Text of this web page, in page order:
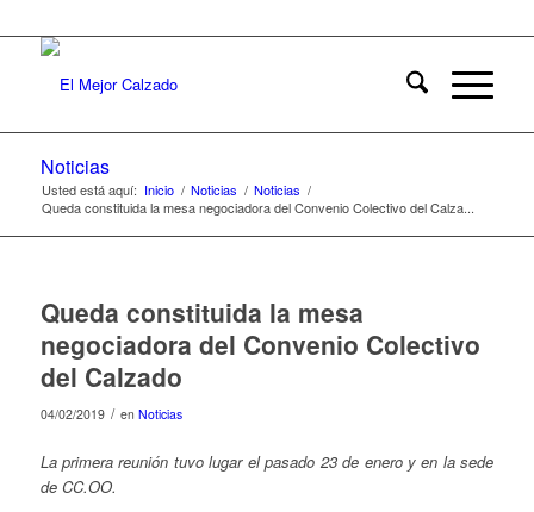
Noticias
Usted está aquí: Inicio / Noticias / Noticias /
Queda constituida la mesa negociadora del Convenio Colectivo del Calza...
Queda constituida la mesa
negociadora del Convenio Colectivo
del Calzado
04/02/2019 / en Noticias
La primera reunión tuvo lugar el pasado 23 de enero y en la sede
de CC.OO.